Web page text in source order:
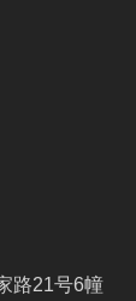
路21号6幢